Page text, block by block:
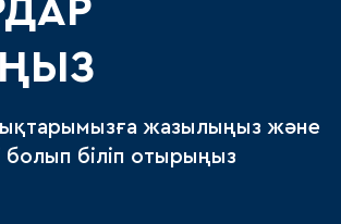
жазылыңыз және
болып біліп отырыңыз